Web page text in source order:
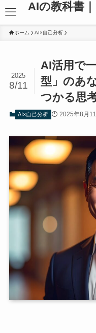
AIの教科書
ホーム AI×自己分析
AI活用で
型」のあ
つかる思
2025
8/11
AI×自己分析 2025年8月